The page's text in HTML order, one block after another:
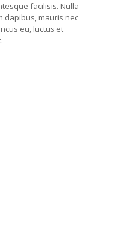
facilisis. Nulla
dapibus, mauris nec
eu, luctus et